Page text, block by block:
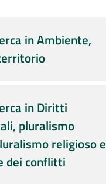
in Ambiente,
in Diritti
pluralismo
religioso e
dei conflitti